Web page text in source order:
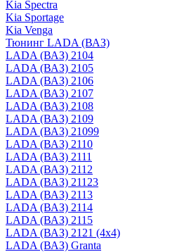
Kia Spectra
Kia Sportage
Kia Venga
Тюнинг LADA (ВАЗ)
LADA (ВАЗ) 2104
LADA (ВАЗ) 2105
LADA (ВАЗ) 2106
LADA (ВАЗ) 2107
LADA (ВАЗ) 2108
LADA (ВАЗ) 2109
LADA (ВАЗ) 21099
LADA (ВАЗ) 2110
LADA (ВАЗ) 2111
LADA (ВАЗ) 2112
LADA (ВАЗ) 21123
LADA (ВАЗ) 2113
LADA (ВАЗ) 2114
LADA (ВАЗ) 2115
LADA (ВАЗ) 2121 (4x4)
LADA (ВАЗ) Granta